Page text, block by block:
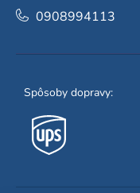
0908994113
Spôsoby dopravy: